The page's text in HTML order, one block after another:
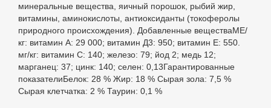
минеральные вещества, яичный порошок, рыбий жир,
витамины, аминокислоты, антиоксиданты (токоферолы
природного происхождения). Добавленные веществаМЕ/
кг: витамин А: 29 000; витамин Д3: 950; витамин Е: 550.
мг/кг: витамин C: 140; железо: 79; йод 2; медь 12;
марганец: 37; цинк: 140; селен: 0,13Гарантированные
показателиБелок: 28 % Жир: 18 % Сырая зола: 7,5 %
Сырая клетчатка: 2 % Таурин: 0,1 %